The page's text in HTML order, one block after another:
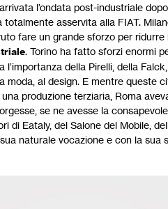
l’ondata post-industriale
asservita alla FIAT.
fare un grande sforzo per ridurre
. Torino ha fatto sforzi enormi
della Pirelli, della
moda, al design. E mentre queste
produzione terziaria, Roma
se ne avesse la
Eataly, del Salone del Mobile,
naturale vocazione e con la sua